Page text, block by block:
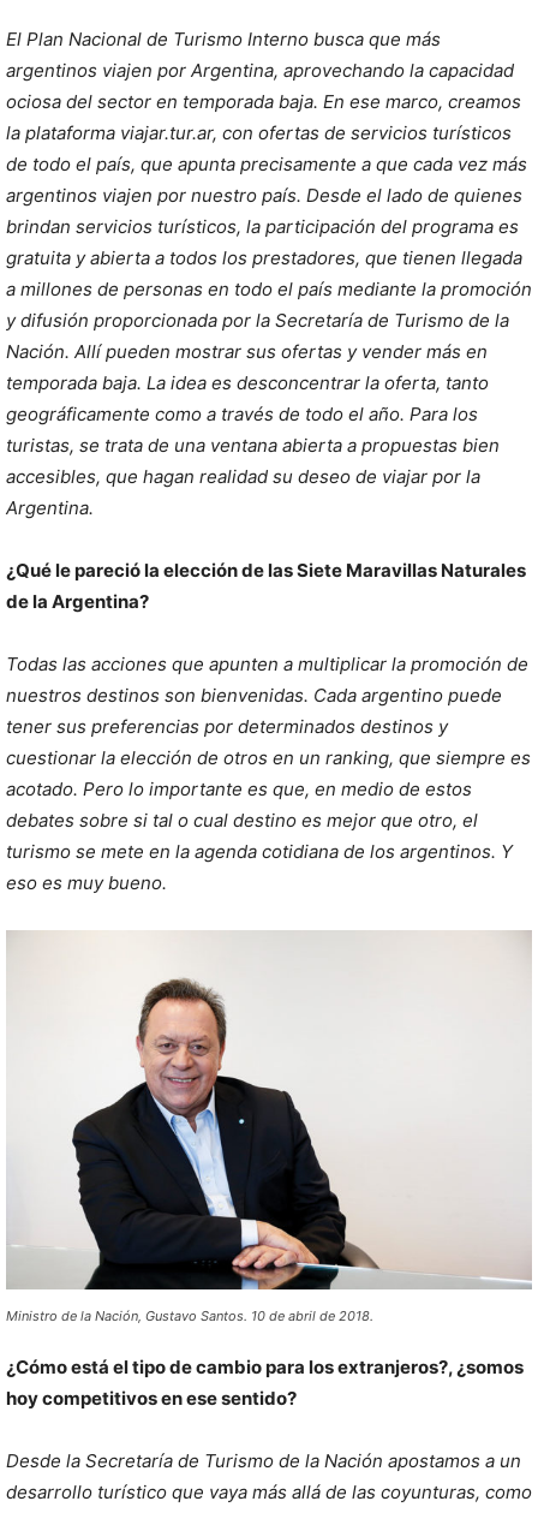
El Plan Nacional de Turismo Interno busca que más
argentinos viajen por Argentina, aprovechando la capacidad
ociosa del sector en temporada baja. En ese marco, creamos
la plataforma viajar.tur.ar, con ofertas de servicios turísticos
de todo el país, que apunta precisamente a que cada vez más
argentinos viajen por nuestro país. Desde el lado de quienes
brindan servicios turísticos, la participación del programa es
gratuita y abierta a todos los prestadores, que tienen llegada
a millones de personas en todo el país mediante la promoción
y difusión proporcionada por la Secretaría de Turismo de la
Nación. Allí pueden mostrar sus ofertas y vender más en
temporada baja. La idea es desconcentrar la oferta, tanto
geográficamente como a través de todo el año. Para los
turistas, se trata de una ventana abierta a propuestas bien
accesibles, que hagan realidad su deseo de viajar por la
Argentina.
¿Qué le pareció la elección de las Siete Maravillas Naturales
de la Argentina?
Todas las acciones que apunten a multiplicar la promoción de
nuestros destinos son bienvenidas. Cada argentino puede
tener sus preferencias por determinados destinos y
cuestionar la elección de otros en un ranking, que siempre es
acotado. Pero lo importante es que, en medio de estos
debates sobre si tal o cual destino es mejor que otro, el
turismo se mete en la agenda cotidiana de los argentinos. Y
eso es muy bueno.
Ministro de la Nación, Gustavo Santos. 10 de abril de 2018.
¿Cómo está el tipo de cambio para los extranjeros?, ¿somos
hoy competitivos en ese sentido?
Desde la Secretaría de Turismo de la Nación apostamos a un
desarrollo turístico que vaya más allá de las coyunturas, como